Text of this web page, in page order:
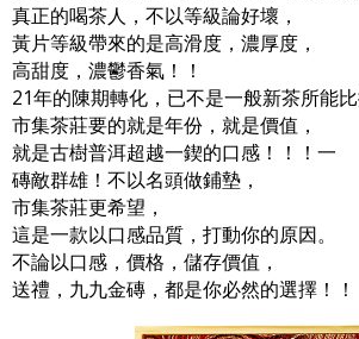
真正的喝茶人，不以等級論好壞，
黃片等級帶來的是高滑度，濃厚度，
高甜度，濃鬱香氣！！
21年的陳期轉化，已不是一般新茶所能比
市集茶莊要的就是年份，就是價值，
就是古樹普洱超越一鍥的口感！！！一
磚敵群雄！不以名頭做鋪墊，
市集茶莊更希望，
這是一款以口感品質，打動你的原因。
不論以口感，價格，儲存價值，
送禮，九九金磚，都是你必然的選擇！！